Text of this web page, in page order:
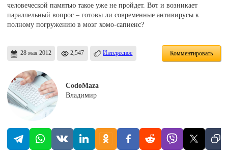
человеческой памятью такое уже не пройдет. Вот и возникает
параллельный вопрос – готовы ли современные антивирусы к
полному погружению в мозг хомо-сапиенс?
28 мая 2012 2,547 Интересное Комментировать
CodoMaza
Владимир